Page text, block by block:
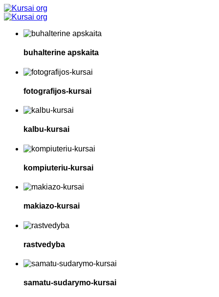
buhalterine apskaita
fotografijos-kursai
kalbu-kursai
kompiuteriu-kursai
makiazo-kursai
rastvedyba
samatu-sudarymo-kursai